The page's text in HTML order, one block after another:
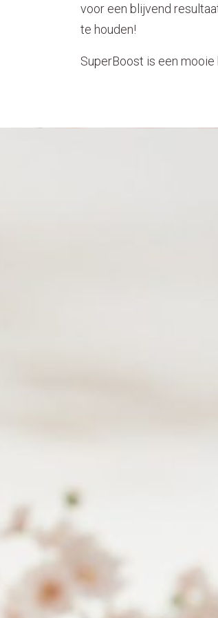
voor een blijvend
te houden!
SuperBoost is een